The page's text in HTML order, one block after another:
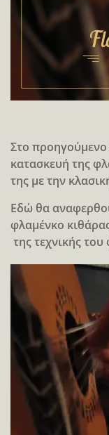
Στο προηγούμενο
κατασκευή της
της με την
Εδώ θα
φλαμένκο
της τεχνικής